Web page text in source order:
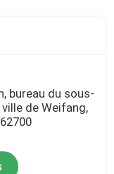
bureau du sous-
de Weifang,